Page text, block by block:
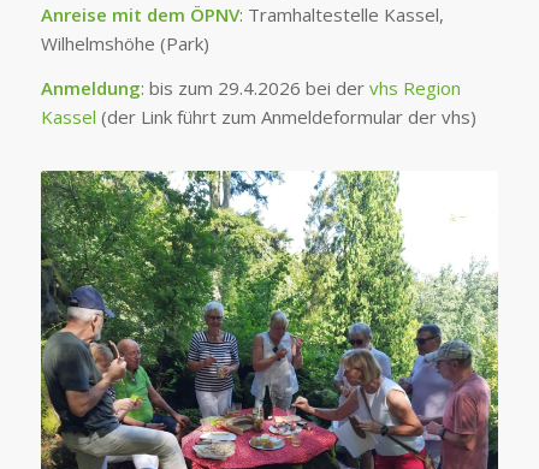
Anreise mit dem ÖPNV: Tramhaltestelle Kassel,
Wilhelmshöhe (Park)
Anmeldung: bis zum 29.4.2026 bei der vhs Region
Kassel (der Link führt zum Anmeldeformular der vhs)